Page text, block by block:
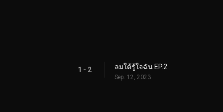
1 - 2 ลมใต้รู้ใจฉัน EP.2
Sep. 12, 2023